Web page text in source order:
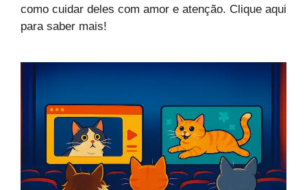
como cuidar deles com amor e atenção. Clique aqui
para saber mais!